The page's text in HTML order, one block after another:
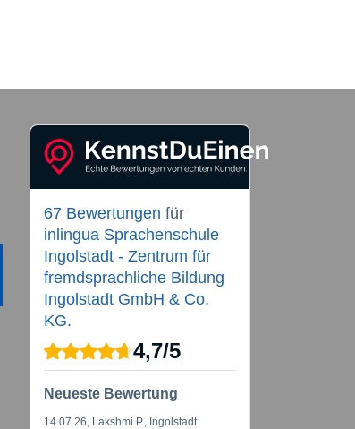
67 Bewertungen für
inlingua Sprachenschule
Ingolstadt - Zentrum für
fremdsprachliche Bildung
Ingolstadt GmbH & Co.
KG.
4,7/5
Neueste Bewertung
14.07.26, Lakshmi P., Ingolstadt